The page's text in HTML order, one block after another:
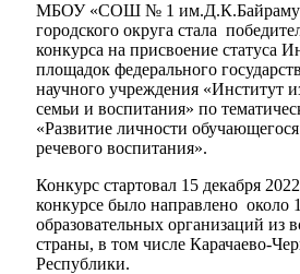
МБОУ «СОШ № 1
городского округа стала
конкурса на присвоение статуса
площадок федерального
научного учреждения «Институт
семьи и воспитания» по
«Развитие личности
речевого воспитания».
Конкурс стартовал 15 декабря
конкурсе было направлено около
образовательных организаций из
страны, в том числе Карачаево-
Республики.